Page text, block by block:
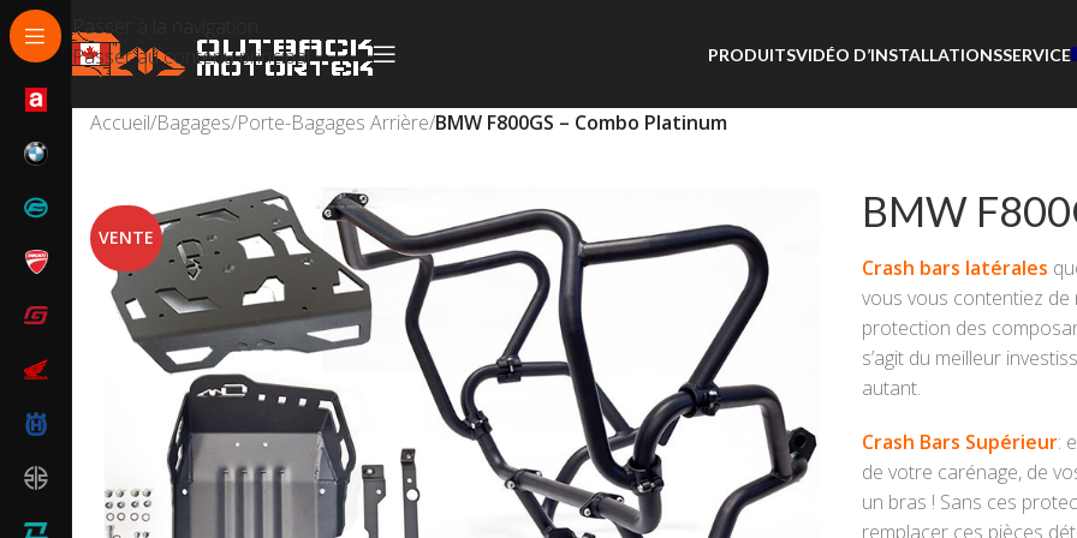
Passer à la navigation
Passer au contenu principal
PRODUITSVIDÉO D’INSTALLATIONSSERVICE
Accueil/Bagages/Porte-Bagages Arrière/BMW F800GS – Combo Platinum
VENTE
BMW
Crash bars latérales
vous vous contentiez
protection des
s’agit du meilleur
autant.
Crash Bars Supérieur:
de votre carénage, de
un bras ! Sans ces
remplacer ces pièces